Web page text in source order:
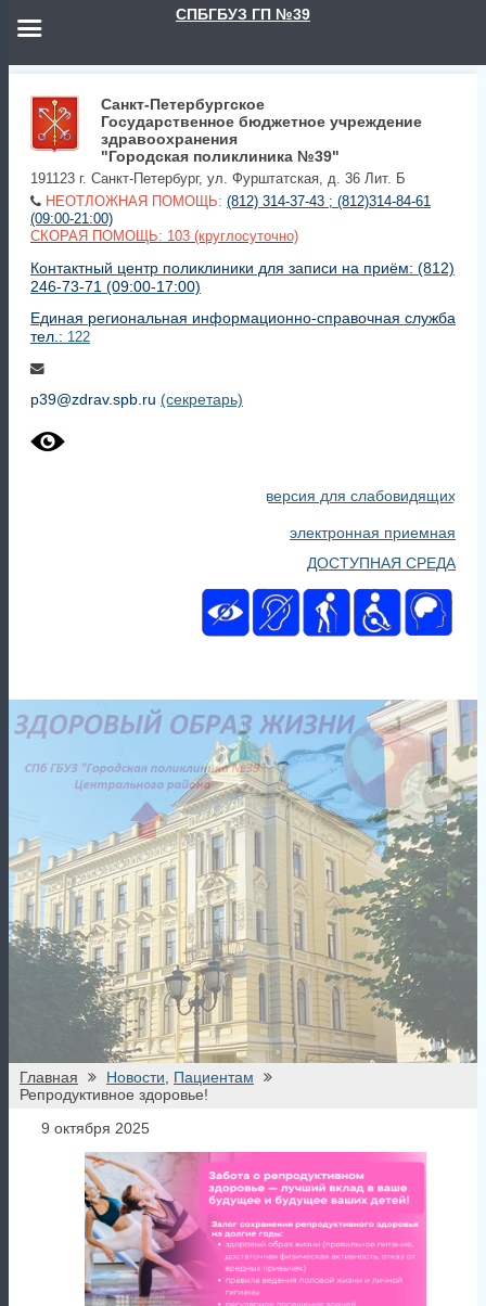
Санкт-Петербургское
Государственное бюджетное учреждение
здравоохранения
"Городская поликлиника №39"
191123 г. Санкт-Петербург, ул. Фурштатская, д. 36 Лит. Б
НЕОТЛОЖНАЯ ПОМОЩЬ: (812) 314-37-43 ; (812)314-84-61
(09:00-21:00)
СКОРАЯ ПОМОЩЬ: 103 (круглосуточно)
Контактный центр поликлиники для записи на приём: (812)
246-73-71 (09:00-17:00)
Единая региональная информационно-справочная служба
тел.: 122
p39@zdrav.spb.ru (секретарь)
версия для слабовидящих
электронная приемная
ДОСТУПНАЯ СРЕДА
Главная Новости,Пациентам
Репродуктивное здоровье!
9 октября 2025
Репродуктивное здоровье!
все новости
СПБГБУЗ ГП №39